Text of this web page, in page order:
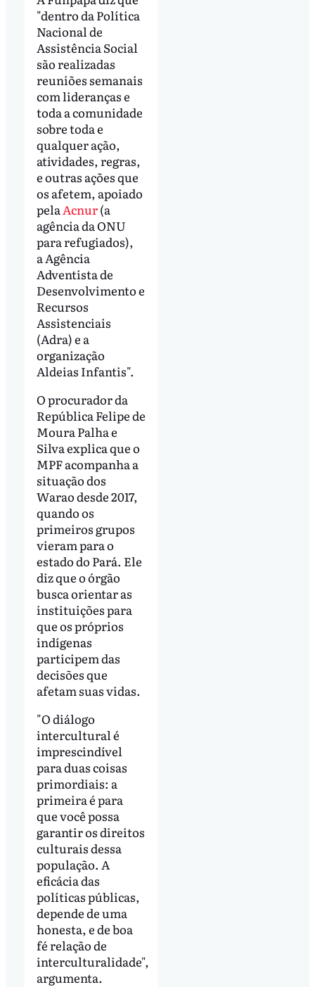
"dentro da Política
Nacional de
Assistência Social
são realizadas
reuniões semanais
com lideranças e
toda a comunidade
sobre toda e
qualquer ação,
atividades, regras,
e outras ações que
os afetem, apoiado
pela Acnur(a
agência da ONU
para refugiados),
a Agência
Adventista de
Desenvolvimento e
Recursos
Assistenciais
(Adra) e a
organização
Aldeias Infantis".
O procurador da
República Felipe de
Moura Palha e
Silva explica que o
MPF acompanha a
situação dos
Warao desde 2017,
quando os
primeiros grupos
vieram para o
estado do Pará. Ele
diz que o órgão
busca orientar as
instituições para
que os próprios
indígenas
participem das
decisões que
afetam suas vidas.
"O diálogo
intercultural é
imprescindível
para duas coisas
primordiais: a
primeira é para
que você possa
garantir os direitos
culturais dessa
população. A
eficácia das
políticas públicas,
depende de uma
honesta, e de boa
fé relação de
interculturalidade",
argumenta.